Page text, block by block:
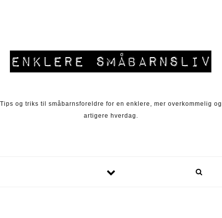
Tips og triks til småbarnsforeldre for en enklere, mer overkommelig og
artigere hverdag.